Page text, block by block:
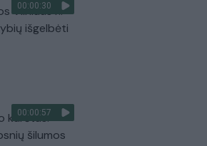
00:00:30
Vilniaus r.:
išgelbėti
00:00:57
karštas:
šilumos